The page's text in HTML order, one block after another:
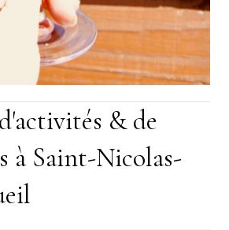
& de
à Saint-Nicolas-